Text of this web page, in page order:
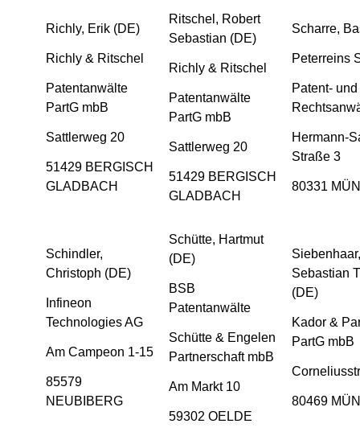
Richly, Erik (DE)
Richly & Ritschel
Patentanwälte
PartG mbB
Sattlerweg 20
51429 BERGISCH
GLADBACH
Ritschel, Robert
Sebastian (DE)
Richly & Ritschel
Patentanwälte
PartG mbB
Sattlerweg 20
51429 BERGISCH
GLADBACH
Scharre,
Peterreins
Patent- und
Hermann-
Straße 3
80331
Schindler,
Christoph (DE)
Infineon
Technologies AG
Am Campeon 1-15
85579
NEUBIBERG
Schütte, Hartmut
(DE)
BSB
Patentanwälte
Schütte & Engelen
Partnerschaft mbB
Am Markt 10
59302 OELDE
Siebenhaar,
Sebastian
(DE)
Kador &
PartG mbB
80469